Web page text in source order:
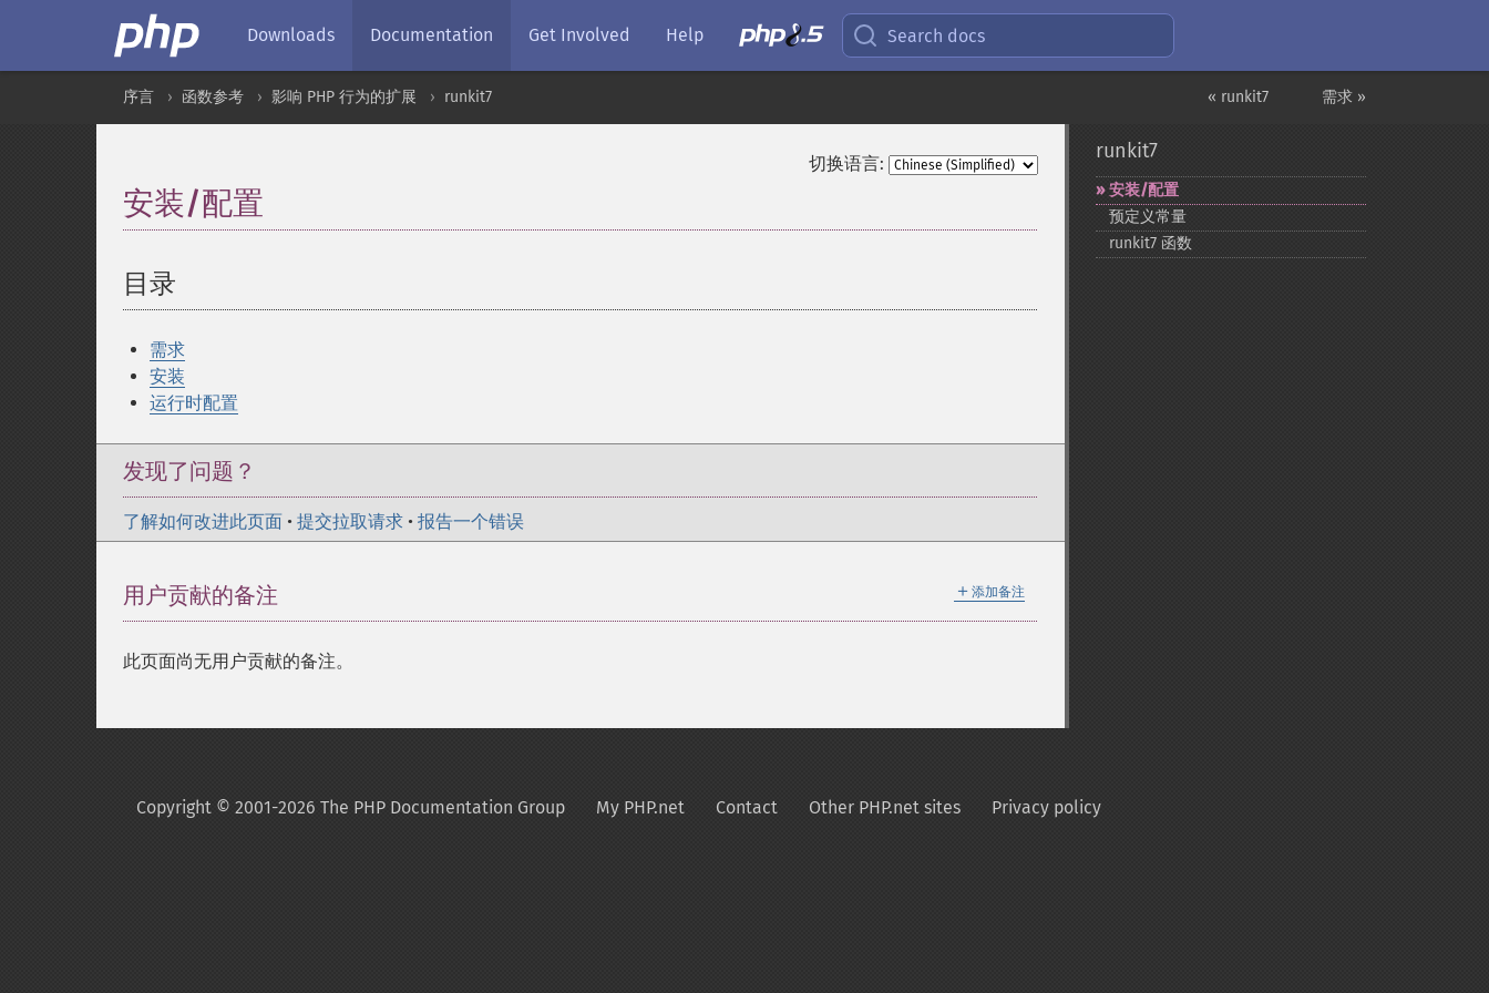
Downloads Documentation Get Involved Help Search docs
需求 »
« runkit7
序言 函数参考 影响 PHP 行为的扩展 runkit7
切换语言:
安装/配置
目录
需求
安装
运行时配置
发现了问题？
了解如何改进此页面 • 提交拉取请求 • 报告一个错误
＋ 添加备注
用户贡献的备注
此页面尚无用户贡献的备注。
runkit7
安装/配置
预定义常量
runkit7 函数
Copyright © 2001-2026 The PHP Documentation Group My PHP.net Contact Other PHP.net sites Privacy policy